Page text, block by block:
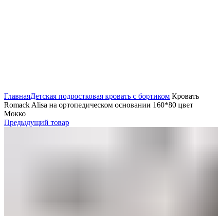
ГлавнаяДетская подростковая кровать с бортиком Кровать
Romack Alisa на ортопедическом основании 160*80 цвет
Мокко
Предыдущий товар